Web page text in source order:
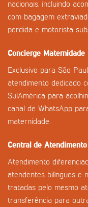
nacionais, incluindo
com bagagem
perdida e motorista
Concierge Maternidade
Exclusivo para São
atendimento dedicado
SulAmérica para
canal de WhatsApp
maternidade.
Central de
Atendimento
atendentes bilíngues e
tratadas pelo mesmo
transferência para